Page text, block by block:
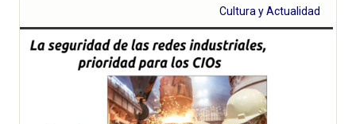
dentro y fuera de
la red para crear
mejores
experiencias de
usuario
domésticos y
móviles
próxima
década
Cultura y Actualidad